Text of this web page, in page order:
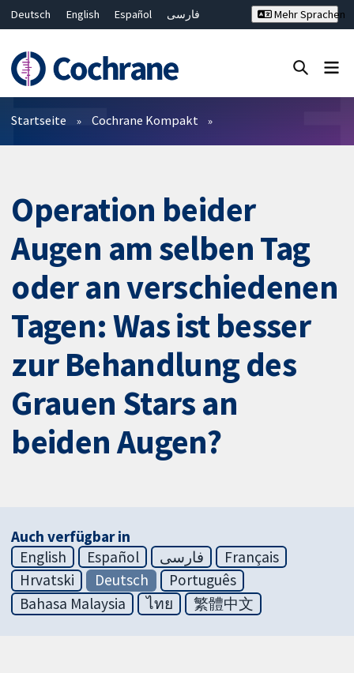
Deutsch English Español
فارسی
Bahasa Malaysia
ไทย
繁體中文
简体中文
Mehr Sprachen
Filter
Startseite Cochrane Kompakt
Operation beider
Augen am selben Tag
oder an verschiedenen
Tagen: Was ist besser
zur Behandlung des
Grauen Stars an
beiden Augen?
Auch verfügbar in
English
Español فارسی
Français
Hrvatski
Deutsch
Português
Bahasa Malaysia
ไทย 繁體中文